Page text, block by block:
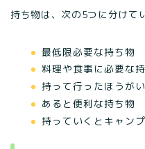
持ち物は、次の5つに分けて
最低限必要な持ち物
料理や食事に必要な
持って行ったほうが
あると便利な持ち物
持っていくとキャン